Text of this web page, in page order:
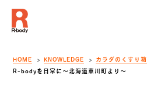
HOME KNOWLEDGE カラダのくすり箱
R-bodyを日常に〜北海道東川町より〜